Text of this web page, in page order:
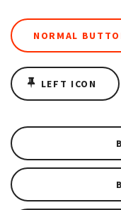
NORMAL
LEFT ICON